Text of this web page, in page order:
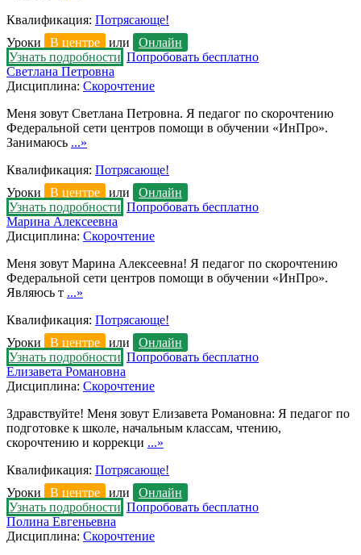
Квалификация: Потрясающе!
Уроки
В центре или
Онлайн
Узнать подробности Попробовать бесплатно
Светлана Петровна
Дисциплина: Скорочтение
Меня зовут Светлана Петровна. Я педагог по скорочтению
Федеральной сети центров помощи в обучении «ИнПро».
Занимаюсь ...»
Квалификация: Потрясающе!
Уроки
В центре или
Онлайн
Узнать подробности Попробовать бесплатно
Марина Алексеевна
Дисциплина: Скорочтение
Меня зовут Марина Алексеевна! Я педагог по скорочтению
Федеральной сети центров помощи в обучении «ИнПро».
Являюсь т ...»
Квалификация: Потрясающе!
Уроки
В центре или
Онлайн
Узнать подробности Попробовать бесплатно
Елизавета Романовна
Дисциплина: Скорочтение
Здравствуйте! Меня зовут Елизавета Романовна: Я педагог по
подготовке к школе, начальным классам, чтению,
скорочтению и коррекци ...»
Квалификация: Потрясающе!
Уроки
В центре или
Онлайн
Узнать подробности Попробовать бесплатно
Полина Евгеньевна
Дисциплина: Скорочтение